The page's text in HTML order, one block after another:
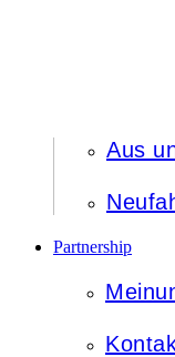
Aus
Partnership